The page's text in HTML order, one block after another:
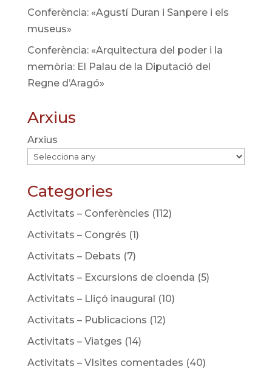
Conferència: «Agustí Duran i Sanpere i els
museus»
Conferència: «Arquitectura del poder i la
memòria: El Palau de la Diputació del
Regne d’Aragó»
Arxius
Arxius
Categories
Activitats – Conferències (112)
Activitats – Congrés (1)
Activitats – Debats (7)
Activitats – Excursions de cloenda (5)
Activitats – Lliçó inaugural (10)
Activitats – Publicacions (12)
Activitats – Viatges (14)
Activitats – VIsites comentades (40)